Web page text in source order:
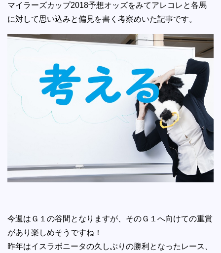
マイラーズカップ2018予想オッズをみてアレコレと各馬
に対して思い込みと偏見を書く考察めいた記事です。
今週はＧ１の谷間となりますが、そのＧ１へ向けての重賞
があり楽しめそうですね！
昨年はイスラボニータの久しぶりの勝利となったレース、